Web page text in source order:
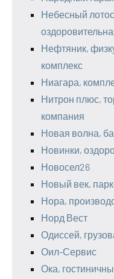
Небесный
Нефтяник,
комплекс
Ниагара,
Нитрон плюс,
компания
Новая волна,
Новинки,
Новосел26
Новый век,
Нора,
Норд Вест
Одиссей,
Оил-Сервис
Ока,